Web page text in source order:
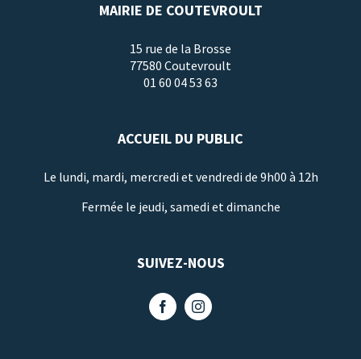
MAIRIE DE COUTEVROULT
15 rue de la Brosse
77580 Coutevroult
01 60 04 53 63
ACCUEIL DU PUBLIC
Le lundi, mardi, mercredi et vendredi de 9h00 à 12h
Fermée le jeudi, samedi et dimanche
SUIVEZ-NOUS